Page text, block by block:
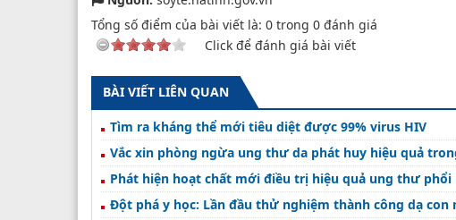
Tổng số điểm của bài viết là: 0 trong 0 đánh giá
Click để đánh giá bài viết
BÀI VIẾT LIÊN QUAN
Tìm ra kháng thể mới tiêu diệt được 99% virus HIV
Vắc xin phòng ngừa ung thư da phát huy hiệu quả
Phát hiện hoạt chất mới điều trị hiệu quả ung thư phổi
Đột phá y học: Lần đầu thử nghiệm thành công dạ con